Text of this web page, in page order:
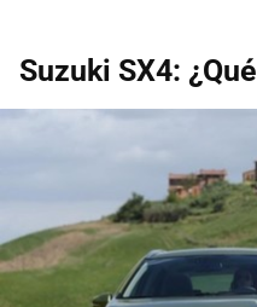
Suzuki SX4: